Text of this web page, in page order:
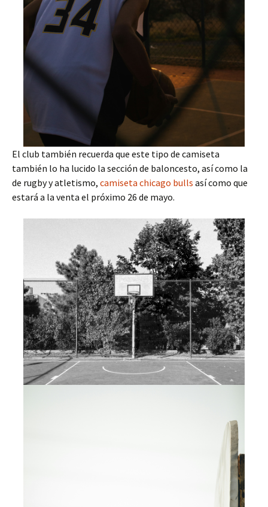
El club también recuerda que este tipo de camiseta
también lo ha lucido la sección de baloncesto, así como la
de rugby y atletismo, camiseta chicago bulls así como que
estará a la venta el próximo 26 de mayo.